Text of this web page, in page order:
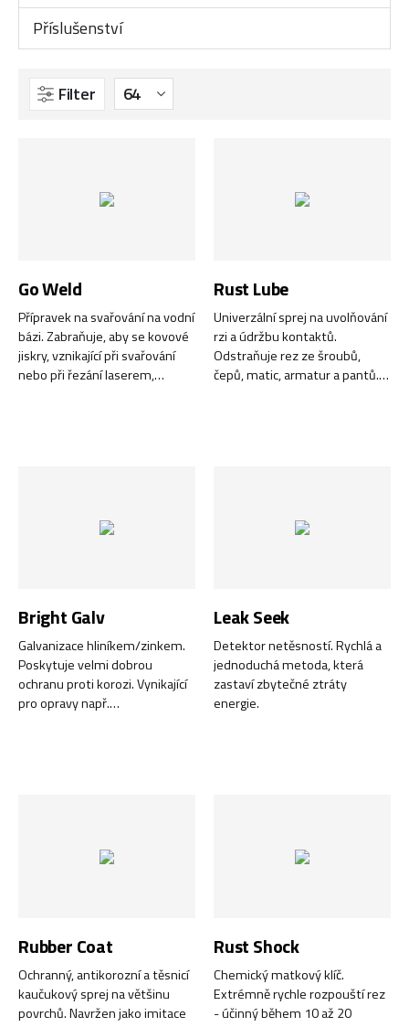
Příslušenství
Filter
Go Weld
Přípravek na svařování na vodní
bázi. Zabraňuje, aby se kovové
jiskry, vznikající při svařování
nebo při řezání laserem,
Rust Lube
Univerzální sprej na uvolňování
rzi a údržbu kontaktů.
Odstraňuje rez ze šroubů,
čepů, matic, armatur a pantů.
Bright Galv
Galvanizace hliníkem/zinkem.
Poskytuje velmi dobrou
ochranu proti korozi. Vynikající
pro opravy např.
Leak Seek
Detektor netěsností. Rychlá a
jednoduchá metoda, která
zastaví zbytečné ztráty
energie.
Rubber Coat
Ochranný, antikorozní a těsnicí
kaučukový sprej na většinu
povrchů. Navržen jako imitace
Rust Shock
Chemický matkový klíč.
Extrémně rychle rozpouští rez
- účinný během 10 až 20